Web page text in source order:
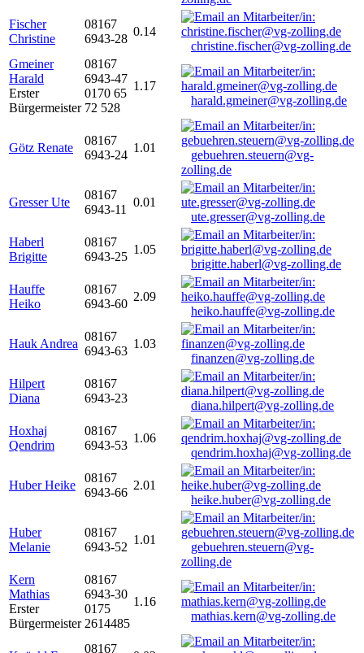
Fischer
Christine
08167
6943-28
0.14
christine.fischer@vg-zolling.de
Gmeiner
Harald
Erster
Bürgermeister
08167
6943-47
0170 65
72 528
1.17
harald.gmeiner@vg-zolling.de
Götz Renate
08167
6943-24
1.01
gebuehren.steuern@vg-
zolling.de
Gresser Ute
08167
6943-11
0.01
ute.gresser@vg-zolling.de
Haberl
Brigitte
08167
6943-25
1.05
brigitte.haberl@vg-zolling.de
Hauffe
Heiko
08167
6943-60
2.09
heiko.hauffe@vg-zolling.de
Hauk Andrea
08167
6943-63
1.03
finanzen@vg-zolling.de
Hilpert
Diana
08167
6943-23
diana.hilpert@vg-zolling.de
Hoxhaj
Qendrim
08167
6943-53
1.06
qendrim.hoxhaj@vg-zolling.de
Huber Heike
08167
6943-66
2.01
heike.huber@vg-zolling.de
Huber
Melanie
08167
6943-52
1.01
gebuehren.steuern@vg-
zolling.de
Kern
Mathias
Erster
Bürgermeister
08167
6943-30
0175
2614485
1.16
mathias.kern@vg-zolling.de
08167